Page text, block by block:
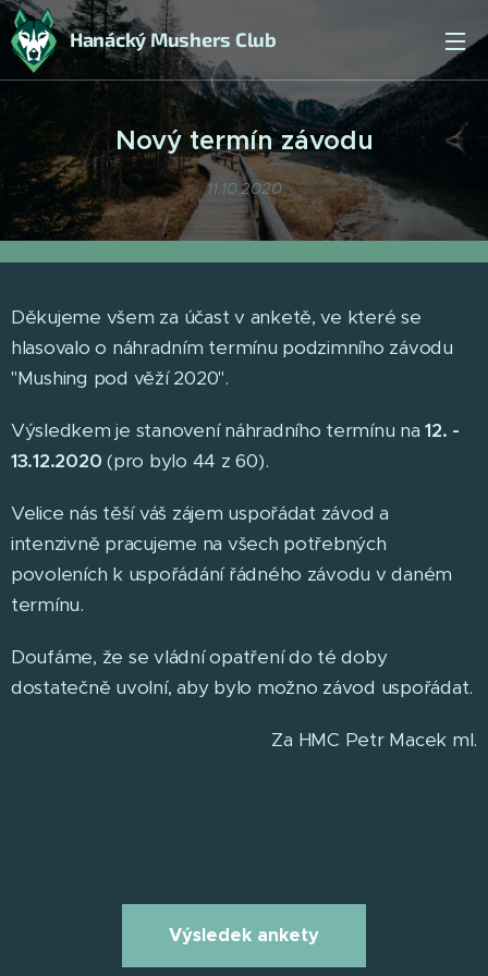
Hanácký Mushers Club
Nový termín závodu
11.10.2020
Děkujeme všem za účast v anketě, ve které se
hlasovalo o náhradním termínu podzimního závodu
"Mushing pod věží 2020".
Výsledkem je stanovení náhradního termínu na12. -
13.12.2020(pro bylo 44 z 60).
Velice nás těší váš zájem uspořádat závod a
intenzivně pracujeme na všech potřebných
povoleních k uspořádání řádného závodu v daném
termínu.
Doufáme, že se vládní opatření do té doby
dostatečně uvolní, aby bylo možno závod uspořádat.
Za HMC Petr Macek ml.
Výsledek ankety